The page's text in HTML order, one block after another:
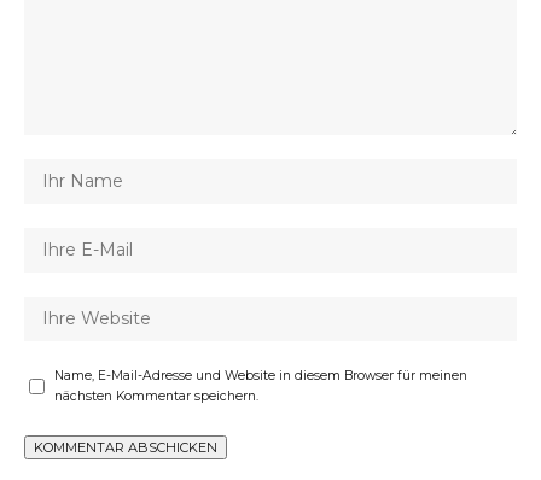
Name, E-Mail-Adresse und Website in diesem Browser für meinen
nächsten Kommentar speichern.